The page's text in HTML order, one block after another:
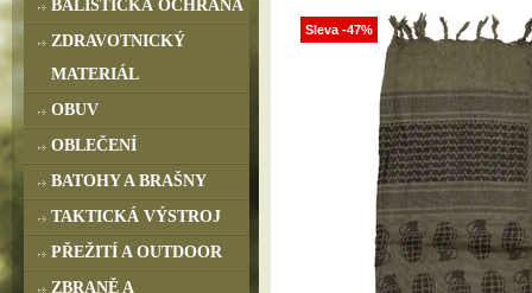
Sleva -47%
BALISTICKÁ OCHRANA
ZDRAVOTNICKÝ
MATERIÁL
OBUV
OBLEČENÍ
BATOHY A BRAŠNY
TAKTICKÁ VÝSTROJ
PŘEŽITÍ A OUTDOOR
ZBRANĚ A